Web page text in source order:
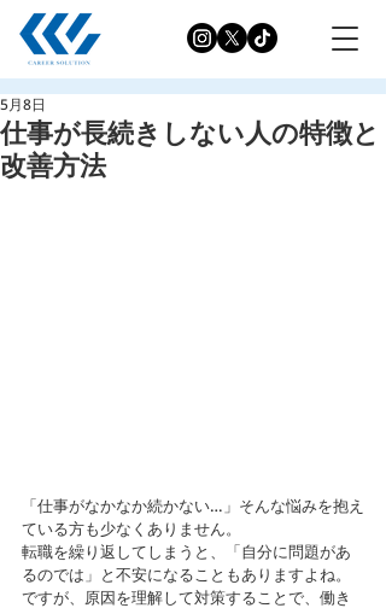
仕事が長続きしない人の特徴と
改善方法
5月8日
「仕事がなかなか続かない…」そんな悩みを抱え
ている方も少なくありません。
転職を繰り返してしまうと、「自分に問題があ
るのでは」と不安になることもありますよね。
ですが、原因を理解して対策することで、働き